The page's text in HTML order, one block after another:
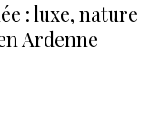
: luxe, nature
Ardenne